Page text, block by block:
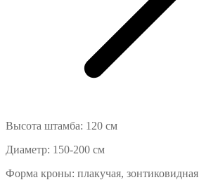
Высота штамба: 120 см
Диаметр: 150-200 см
Форма кроны: плакучая, зонтиковидная